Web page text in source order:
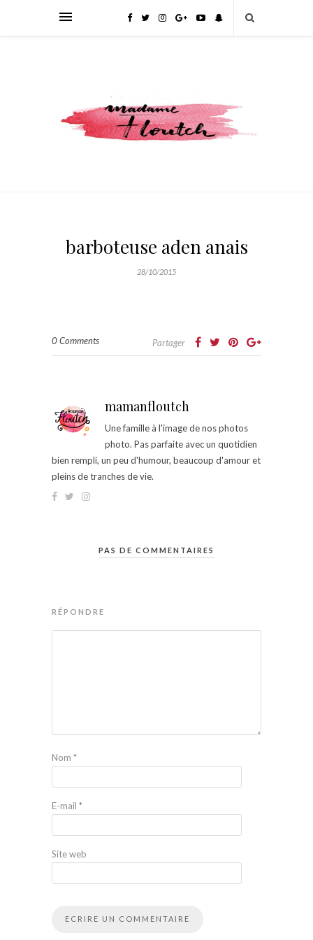
barboteuse aden anais
28/10/2015
0 Comments Partager
mamanfloutch
Une famille à l'image de nos photos
photo. Pas parfaite avec un quotidien
bien rempli, un peu d'humour, beaucoup d'amour et
pleins de tranches de vie.
PAS DE COMMENTAIRES
RÉPONDRE
Nom *
E-mail *
Site web